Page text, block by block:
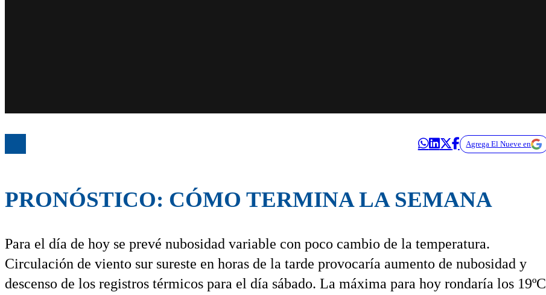
Agrega El Nueve en
PRONÓSTICO: CÓMO TERMINA LA SEMANA
Para el día de hoy se prevé nubosidad variable con poco cambio de la temperatura.
Circulación de viento sur sureste en horas de la tarde provocaría aumento de nubosidad y
descenso de los registros térmicos para el día sábado. La máxima para hoy rondaría los 19ºC